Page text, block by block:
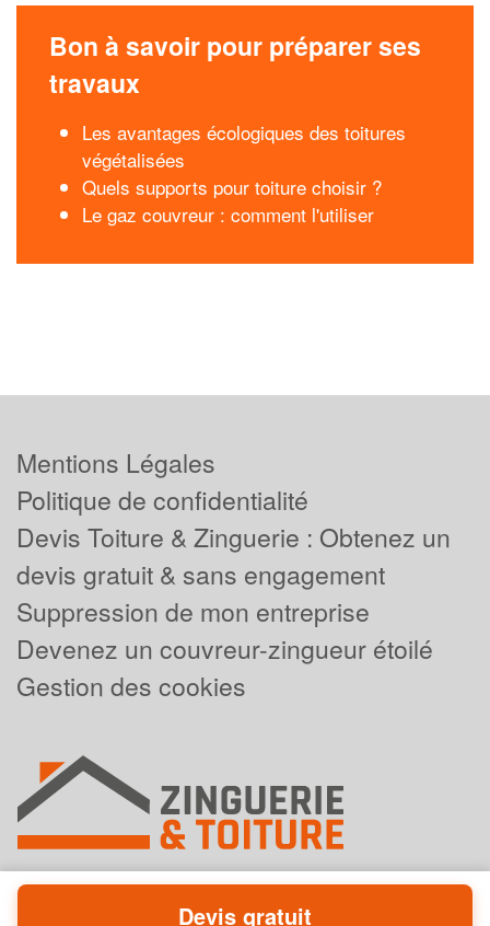
Bon à savoir pour préparer ses
travaux
Les avantages écologiques des toitures
végétalisées
Quels supports pour toiture choisir ?
Le gaz couvreur : comment l'utiliser
Mentions Légales
Politique de confidentialité
Devis Toiture & Zinguerie : Obtenez un
devis gratuit & sans engagement
Suppression de mon entreprise
Devenez un couvreur-zingueur étoilé
Gestion des cookies
Devis gratuit